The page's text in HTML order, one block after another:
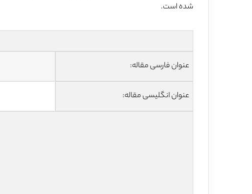
شده است.
عنوان فارسی مقاله:
عنوان انگلیسی مقاله: